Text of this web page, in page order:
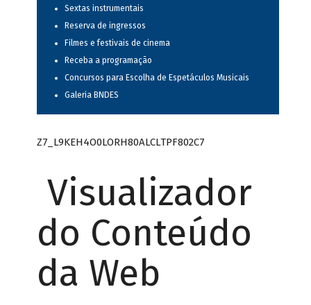
Sextas instrumentais
Reserva de ingressos
Filmes e festivais de cinema
Receba a programação
Concursos para Escolha de Espetáculos Musicais
Galeria BNDES
Z7_L9KEH4O0LORH80ALCLTPF802C7
Visualizador
do Conteúdo
da Web